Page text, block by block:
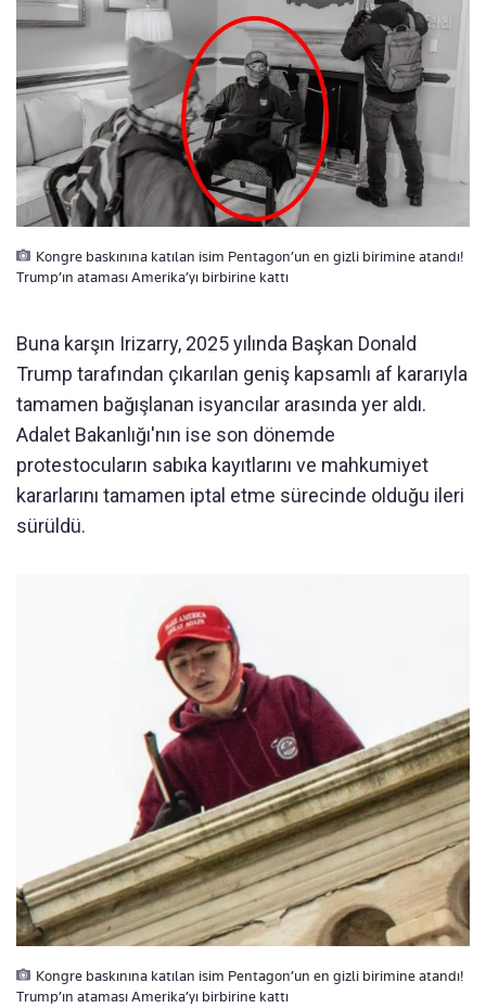
Kongre baskınına katılan isim Pentagon’un en gizli birimine atandı!
Trump’ın ataması Amerika’yı birbirine kattı
Buna karşın Irizarry, 2025 yılında Başkan Donald
Trump tarafından çıkarılan geniş kapsamlı af kararıyla
tamamen bağışlanan isyancılar arasında yer aldı.
Adalet Bakanlığı'nın ise son dönemde
protestocuların sabıka kayıtlarını ve mahkumiyet
kararlarını tamamen iptal etme sürecinde olduğu ileri
sürüldü.
Kongre baskınına katılan isim Pentagon’un en gizli birimine atandı!
Trump’ın ataması Amerika’yı birbirine kattı